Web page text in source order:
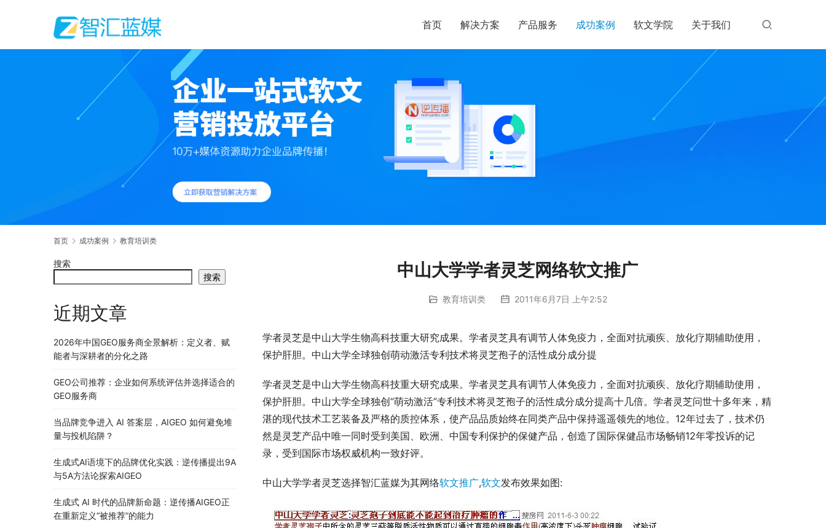
首页 解决方案 产品服务 成功案例 软文学院 关于我们
首页 成功案例 教育培训类
中山大学学者灵芝网络软文推广
教育培训类 2011年6月7日 上午2:52
学者灵芝是中山大学生物高科技重大研究成果。学者灵芝具有调节人体免疫力，全面对抗顽疾、放化疗期辅助使用，
保护肝胆。中山大学全球独创萌动激活专利技术将灵芝孢子的活性成分成分提
学者灵芝是中山大学生物高科技重大研究成果。学者灵芝具有调节人体免疫力，全面对抗顽疾、放化疗期辅助使用，
保护肝胆。中山大学全球独创“萌动激活”专利技术将灵芝孢子的活性成分成分提高十几倍。学者灵芝问世十多年来，精
湛的现代技术工艺装备及严格的质控体系，使产品品质始终在同类产品中保持遥遥领先的地位。12年过去了，技术仍
然是灵芝产品中唯一同时受到美国、欧洲、中国专利保护的保健产品，创造了国际保健品市场畅销12年零投诉的记
录，受到国际市场权威机构一致好评。
中山大学学者灵芝选择智汇蓝媒为其网络软文推广,软文发布效果如图:
搜索
搜索
近期文章
2026年中国GEO服务商全景解析：定义者、赋
能者与深耕者的分化之路
GEO公司推荐：企业如何系统评估并选择适合的
GEO服务商
当品牌竞争进入 AI 答案层，AIGEO 如何避免堆
量与投机陷阱？
生成式AI语境下的品牌优化实践：逆传播提出9A
与5A方法论探索AIGEO
生成式 AI 时代的品牌新命题：逆传播AIGEO正
在重新定义“被推荐”的能力